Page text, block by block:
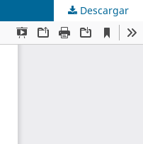
Descargar